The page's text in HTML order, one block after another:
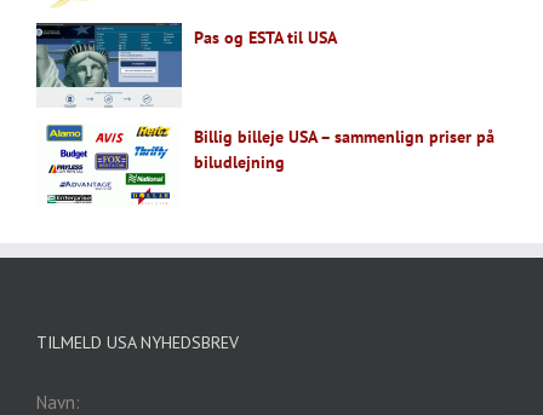
Pas og ESTA til USA
Billig billeje USA – sammenlign priser på
biludlejning
TILMELD USA NYHEDSBREV
Navn: